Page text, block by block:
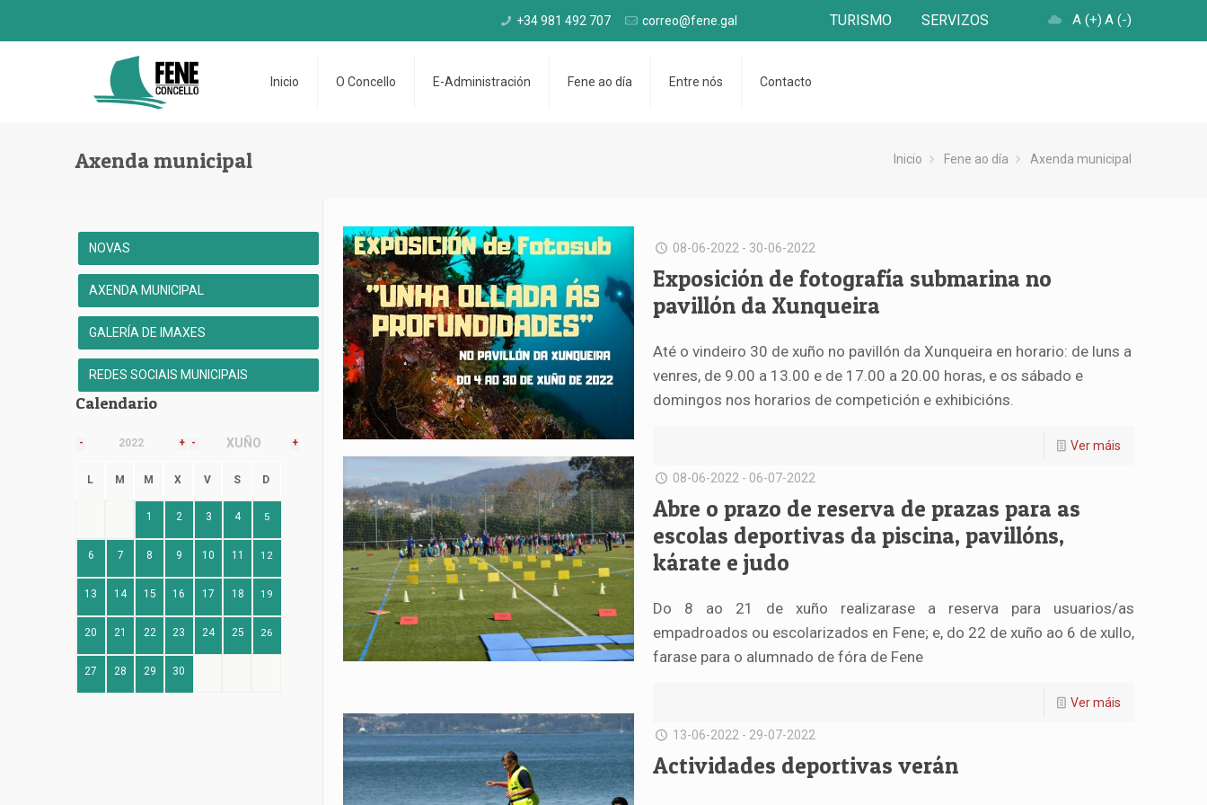
+34 981 492 707 correo@fene.gal TURISMO SERVIZOS A (+) A (-)
Inicio O Concello E-Administración Fene ao día Entre nós Contacto
Axenda municipal Inicio Fene ao día Axenda municipal
08-06-2022 - 30-06-2022
Exposición de fotografía submarina no
pavillón da Xunqueira
Até o vindeiro 30 de xuño no pavillón da Xunqueira en horario: de luns a
venres, de 9.00 a 13.00 e de 17.00 a 20.00 horas, e os sábado e
domingos nos horarios de competición e exhibicións.
Ver máis
08-06-2022 - 06-07-2022
Abre o prazo de reserva de prazas para as
escolas deportivas da piscina, pavillóns,
kárate e judo
Do 8 ao 21 de xuño realizarase a reserva para usuarios/as
empadroados ou escolarizados en Fene; e, do 22 de xuño ao 6 de xullo,
farase para o alumnado de fóra de Fene
Ver máis
13-06-2022 - 29-07-2022
Actividades deportivas verán
NOVAS
AXENDA MUNICIPAL
GALERÍA DE IMAXES
REDES SOCIAIS MUNICIPAIS
Calendario
- 2022 + - XUÑO +
L M M X V S D
1 2 3 4 5
6 7 8 9 10 11 12
13 14 15 16 17 18 19
20 21 22 23 24 25 26
27 28 29 30